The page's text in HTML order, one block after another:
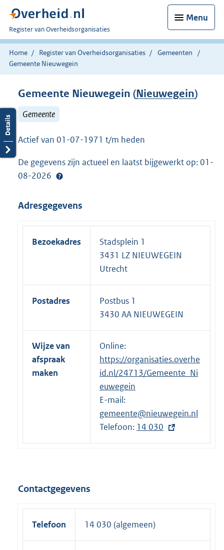
Menu
U
bent
nu
hier:
Register van Overheidsorganisaties
Home Register van Overheidsorganisaties
Gemeenten
Gemeente Nieuwegein
Gemeente Nieuwegein (Nieuwegein)
Gemeente
Actief van 01-07-1971 t/m heden
De gegevens zijn actueel en laatst bijgewerkt op: 01-
08-2026
Adresgegevens
Bezoekadres
Stadsplein 1
3431 LZ NIEUWEGEIN
Utrecht
Postadres
Postbus 1
3430 AA NIEUWEGEIN
Wijze van
afspraak
maken
Online:
https://organisaties.overhe
id.nl/24713/Gemeente_Ni
euwegein
E-mail:
gemeente@nieuwegein.nl
Telefoon: E
x
e
l
14 030
Contactgegevens
Telefoon 14 030 (algemeen)